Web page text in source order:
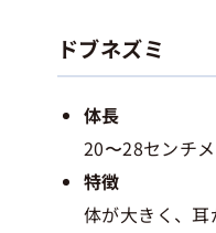
ドブネズミ
体長
20〜28センチ
特徴
体が大きく、